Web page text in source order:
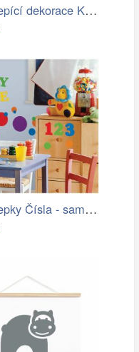
Samolepící dekorace Květinky v…
Samolepky Čísla - samolepící dekorace